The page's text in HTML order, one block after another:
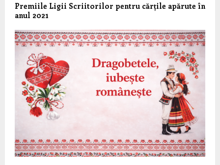
Premiile Ligii Scriitorilor pentru cărțile apărute în
anul 2021